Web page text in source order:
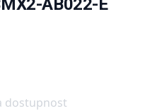
AB022-E
dostupnost